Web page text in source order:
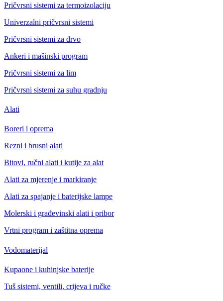
Pričvrsni sistemi za termoizolaciju
Univerzalni pričvrsni sistemi
Pričvrsni sistemi za drvo
Ankeri i mašinski program
Pričvrsni sistemi za lim
Pričvrsni sistemi za suhu gradnju
Alati
Boreri i oprema
Rezni i brusni alati
Bitovi, ručni alati i kutije za alat
Alati za mjerenje i markiranje
Alati za spajanje i baterijske lampe
Molerski i građevinski alati i pribor
Vrtni program i zaštitna oprema
Vodomaterijal
Kupaone i kuhinjske baterije
Tuš sistemi, ventili, crijeva i ručke